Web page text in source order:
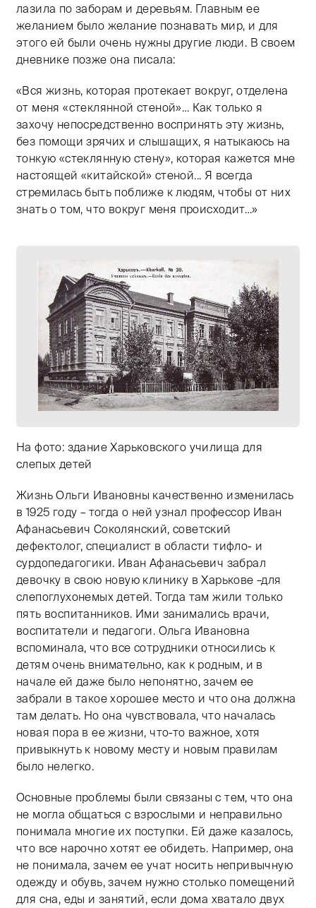
лазила по заборам и деревьям. Главным ее
желанием было желание познавать мир, и для
этого ей были очень нужны другие люди. В своем
дневнике позже она писала:
«Вся жизнь, которая протекает вокруг, отделена
от меня «стеклянной стеной»… Как только я
захочу непосредственно воспринять эту жизнь,
без помощи зрячих и слышащих, я натыкаюсь на
тонкую «стеклянную стену», которая кажется мне
настоящей «китайской» стеной... Я всегда
стремилась быть поближе к людям, чтобы от них
знать о том, что вокруг меня происходит…»
На фото: здание Харьковского училища для
слепых детей
Тифлокомментарий: черно-белая открытка с
Жизнь Ольги Ивановны качественно изменилась
в 1925 году – тогда о ней узнал профессор Иван
Афанасьевич Соколянский, советский
дефектолог, специалист в области тифло- и
сурдопедагогики. Иван Афанасьевич забрал
девочку в свою новую клинику в Харькове –для
слепоглухонемых детей. Тогда там жили только
пять воспитанников. Ими занимались врачи,
воспитатели и педагоги. Ольга Ивановна
вспоминала, что все сотрудники относились к
детям очень внимательно, как к родным, и в
начале ей даже было непонятно, зачем ее
забрали в такое хорошее место и что она должна
там делать. Но она чувствовала, что началась
новая пора в ее жизни, что-то важное, хотя
привыкнуть к новому месту и новым правилам
было нелегко.
Основные проблемы были связаны с тем, что она
не могла общаться с взрослыми и неправильно
понимала многие их поступки. Ей даже казалось,
что все нарочно хотят ее обидеть. Например, она
не понимала, зачем ее учат носить непривычную
одежду и обувь, зачем нужно столько помещений
для сна, еды и занятий, если дома хватало двух